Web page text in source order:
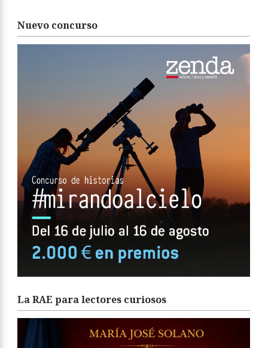
Nuevo concurso
La RAE para lectores curiosos